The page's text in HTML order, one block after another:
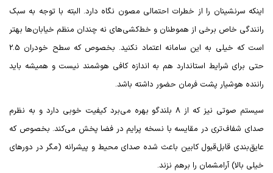
اینکه سرنشینان را از خطرات احتمالی مصون نگاه دارد. البته با توجه به سبک
رانندگی خاص برخی از هموطنان و خط‌کشی‌های نه چندان منظم خیابان‌ها بهتر
است که خیلی به این سامانه اعتماد نکنید. بخصوص که سطح خودران 2.5
حتی برای شرایط استاندارد هم به اندازه کافی هوشمند نیست و همیشه باید
راننده هوشیار پشت فرمان حضور داشته باشد.
سیستم صوتی نیز که از 8 بلندگو بهره می‌برد کیفیت خوبی دارد و به نظرم
صدای شفاف‌تری در مقایسه با نسخه پرایم در فضا پخش می‌کند. بخصوص که
عایق‌بندی قابل‌قبول کابین باعث شده صدای محیط و پیشرانه (مگر در دورهای
خیلی بالا) آرامشمان را برهم نزند.